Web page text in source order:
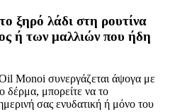
ξηρό λάδι στη ρουτίνα
ή των μαλλιών που ήδη
Monoi συνεργάζεται άψογα με
δέρμα, μπορείτε να το
σας ενυδατική ή μόνο του